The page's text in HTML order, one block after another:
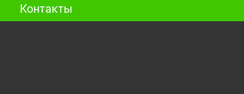
Контакты